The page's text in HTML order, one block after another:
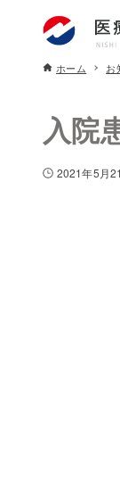
ホーム お
入院
2021年5月